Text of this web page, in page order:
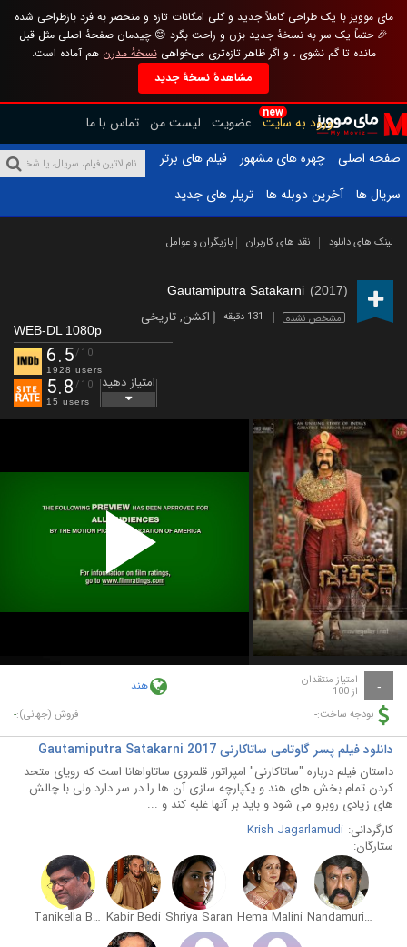
مای موویز با یک طراحی کاملاً جدید و کلی امکانات تازه و منحصر به فرد بازطراحی شده
🎉 حتماً یک سر به نسخهٔ جدید بزن و راحت بگرد 😊 چیدمان صفحهٔ اصلی مثل قبل
مانده تا گم نشوی ، و اگر ظاهر تازه‌تری می‌خواهینسخهٔ مدرن هم آماده است.
مشاهدهٔ نسخهٔ جدید
new
ورود به سایت عضویت لیست من تماس با ما
صفحه اصلی
چهره های مشهور
فیلم های برتر
سریال ها
آخرین دوبله ها تریلر های جدید
لینک های دانلود نقد های کاربران بازیگران و عوامل
Gautamiputra Satakarni (2017)
مشخص نشده 131 دقیقه اکشن,تاریخی
WEB-DL 1080p
6.5/10
1928 users
5.8 /10
15 users
امتیاز دهید
Play
Video
- امتیاز منتقدان
از 100 هند
بودجه ساخت:- فروش (جهانی):-
دانلود فیلم پسر گاوتامی ساتاکارنی Gautamiputra Satakarni 2017
داستان فیلم درباره "ساتاکارنی" امپراتور قلمروی ساتاواهانا است که رویای متحد
کردن تمام بخش های هند و یکپارچه سازی آن ها را در سر دارد ولی با چالش
های زیادی روبرو می شود و باید بر آنها غلبه کند و ...
کارگردانی: Krish Jagarlamudi
ستارگان:
Nandamuri Balakrishna
Hema Malini
Shriya Saran
Kabir Bedi
Tanikella Bharani